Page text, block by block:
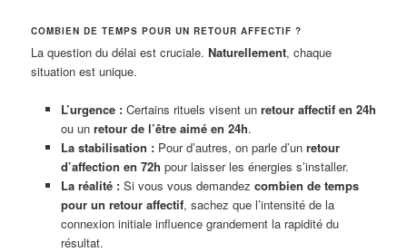
COMBIEN DE TEMPS POUR UN RETOUR AFFECTIF ?
La question du délai est cruciale.Naturellement, chaque
situation est unique.
L’urgence :Certains rituels visent un retour affectif en 24h
ou un retour de l’être aimé en 24h.
La stabilisation :Pour d’autres, on parle d’un retour
d’affection en 72h pour laisser les énergies s’installer.
La réalité :Si vous vous demandez combien de temps
pour un retour affectif, sachez que l’intensité de la
connexion initiale influence grandement la rapidité du
résultat.